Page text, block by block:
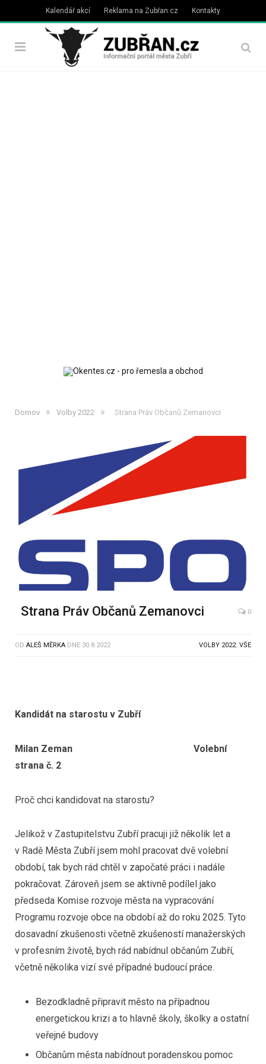
Kalendář akcí Reklama na Zubřan.cz Kontakty
Domov » Volby 2022 » Strana Práv Občanů Zemanovci
Strana Práv Občanů Zemanovci 0
OD ALEŠ MĚRKA DNE 30.8.2022 VOLBY 2022, VŠE
Kandidát na starostu v Zubří
Milan Zeman Volební
strana č. 2
Proč chci kandidovat na starostu?
Jelikož v Zastupitelstvu Zubří pracuji již několik let a
v Radě Města Zubří jsem mohl pracovat dvě volební
období, tak bych rád chtěl v započaté práci i nadále
pokračovat. Zároveň jsem se aktivně podílel jako
předseda Komise rozvoje města na vypracování
Programu rozvoje obce na období až do roku 2025. Tyto
dosavadní zkušenosti včetně zkušeností manažerských
v profesním životě, bych rád nabídnul občanům Zubří,
včetně několika vizí své případné budoucí práce.
Bezodkladně připravit město na případnou
energetickou krizi a to hlavně školy, školky a ostatní
veřejné budovy
Občanům města nabídnout poradenskou pomoc